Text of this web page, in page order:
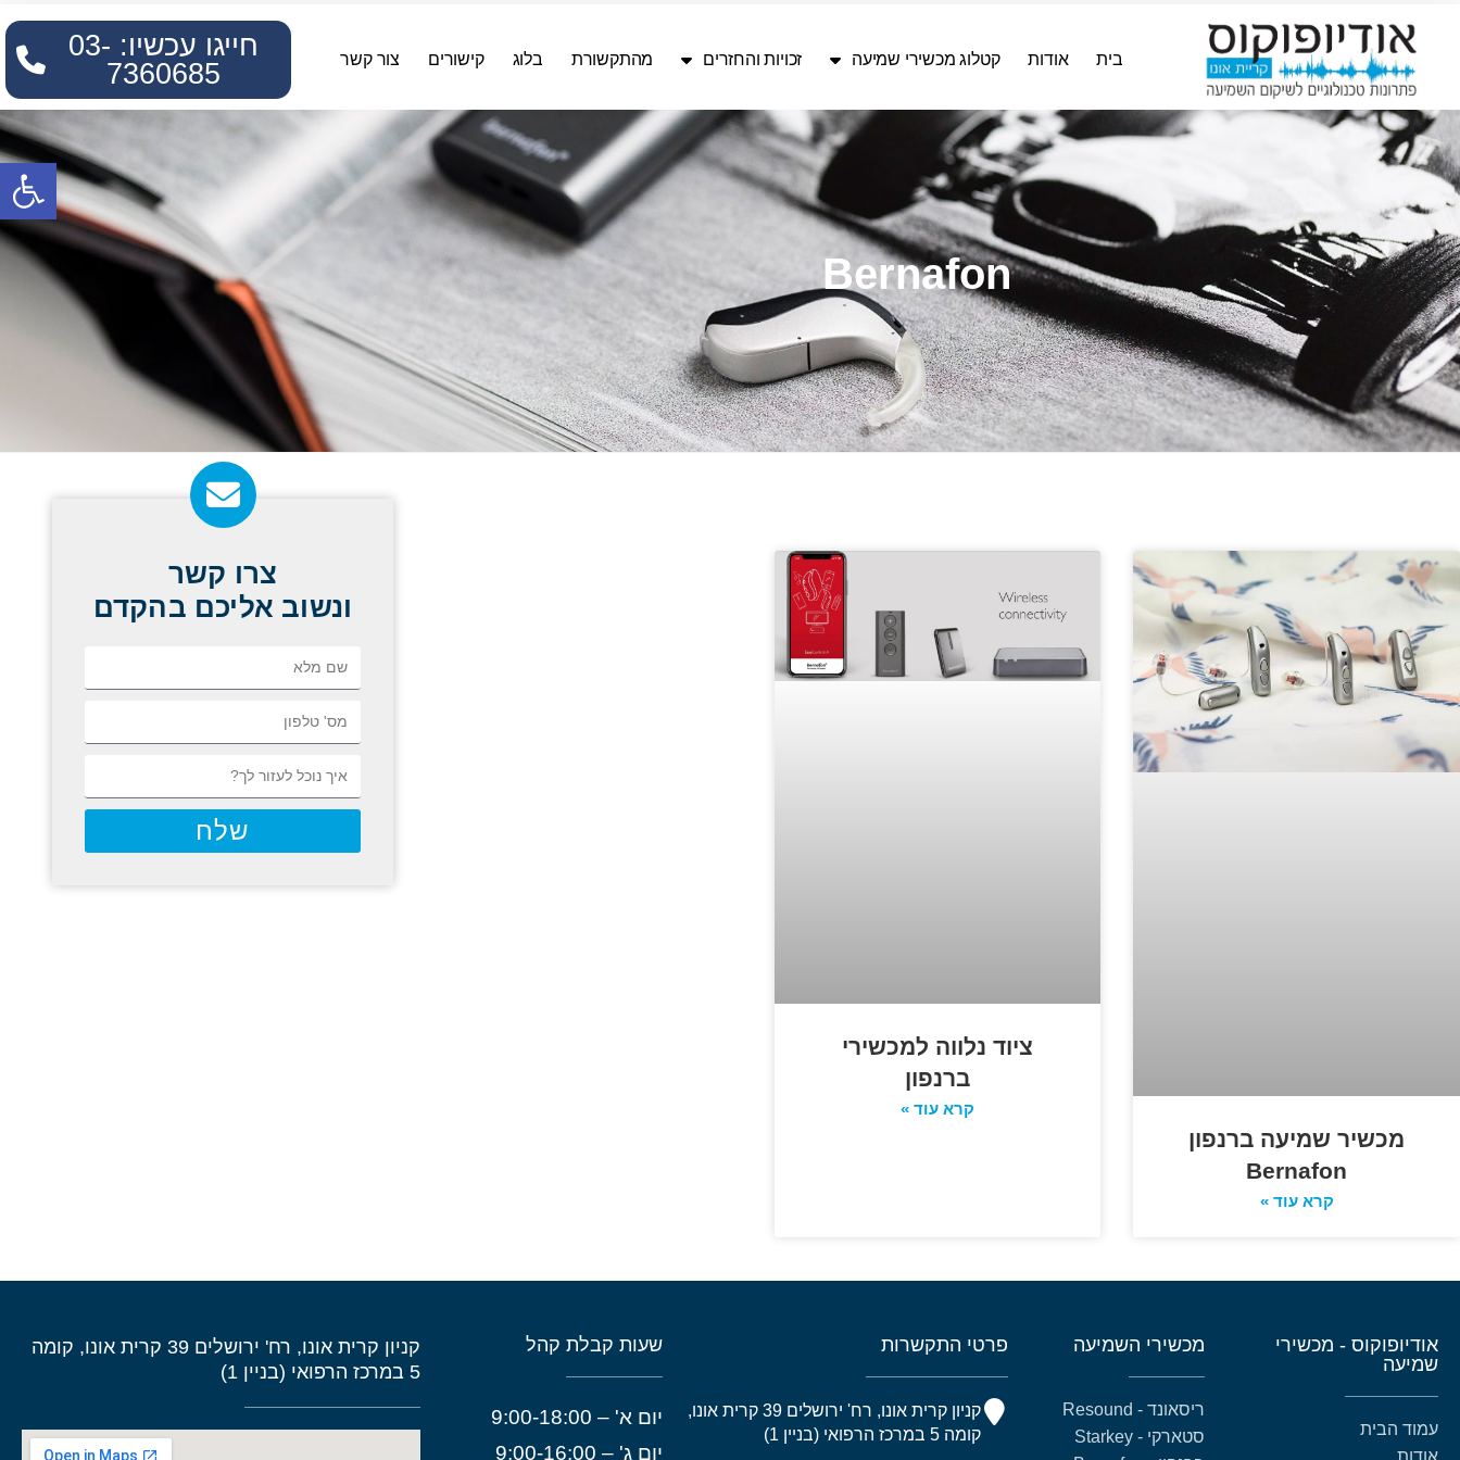
בית אודות קטלוג מכשירי שמיעה זכויות והחזרים מהתקשורת בלוג קישורים צור קשר
חייגו עכשיו: 03-
7360685
Bernafon
מכשיר שמיעה ברנפון
Bernafon
קרא עוד »
ציוד נלווה למכשירי
ברנפון
קרא עוד »
צרו קשר
ונשוב אליכם בהקדם
שלח
אודיופוקוס - מכשירי
שמיעה
עמוד הבית
אודות
מכשירי השמיעה
ריסאונד - Resound
סטארקי - Starkey
פרטי התקשרות
קניון קרית אונו, רח' ירושלים 39 קרית אונו,
קומה 5 במרכז הרפואי (בניין 1)
שעות קבלת קהל
יום א' – 9:00-18:00
יום ג' – 9:00-16:00
קניון קרית אונו, רח' ירושלים 39 קרית אונו, קומה
5 במרכז הרפואי (בניין 1)